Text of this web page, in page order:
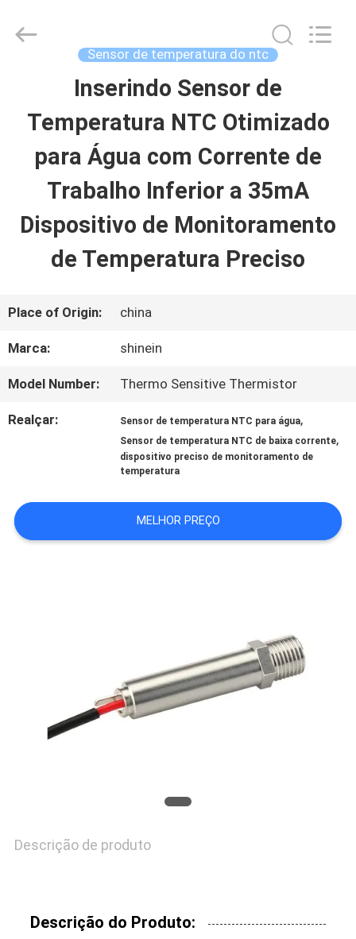
PRODUTOS
SOBRE
NÓS
CONTROLE
CONTACTE-
UMAS
SHOW
MAPA
Shinein
Reserved.
Sensor de temperatura do ntc
Inserindo Sensor de
Temperatura NTC Otimizado
para Água com Corrente de
Trabalho Inferior a 35mA
Dispositivo de Monitoramento
de Temperatura Preciso
Place of Origin: china
Marca: shinein
Model Number: Thermo Sensitive Thermistor
Realçar: Sensor de temperatura NTC para água,
Sensor de temperatura NTC de baixa corrente,
dispositivo preciso de monitoramento de
temperatura
MELHOR PREÇO
Descrição de produto
Descrição do Produto: